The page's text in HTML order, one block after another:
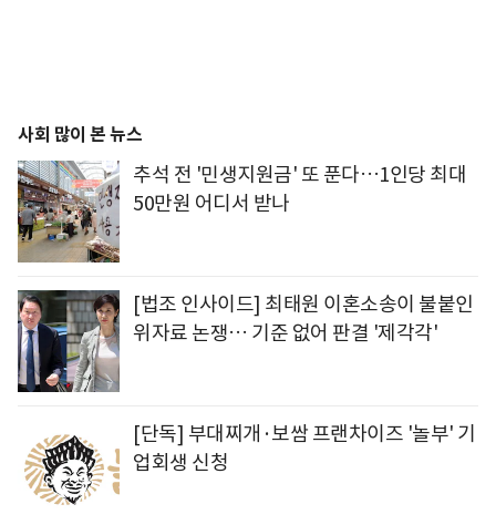
사회 많이 본 뉴스
추석 전 '민생지원금' 또 푼다…1인당 최대
50만원 어디서 받나
[법조 인사이드] 최태원 이혼소송이 불붙인
위자료 논쟁… 기준 없어 판결 '제각각'
[단독] 부대찌개·보쌈 프랜차이즈 '놀부' 기
업회생 신청